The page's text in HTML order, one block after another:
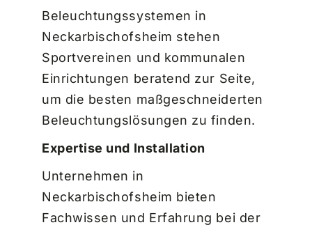
Beleuchtungssystemen in
Neckarbischofsheim stehen
Sportvereinen und kommunalen
Einrichtungen beratend zur Seite,
um die besten maßgeschneiderten
Beleuchtungslösungen zu finden.
Expertise und Installation
Unternehmen in
Neckarbischofsheim bieten
Fachwissen und Erfahrung bei der